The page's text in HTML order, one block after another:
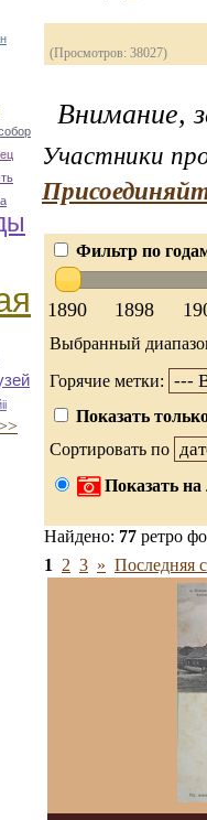
(Просмотров: 38027)
Внимание,
Участники
Фильтр по
1890 1898
Выбранный
Горячие метки:
Показать
Сортировать по
Показать на
Найдено: 77 ретро
1
2 3 » Последняя